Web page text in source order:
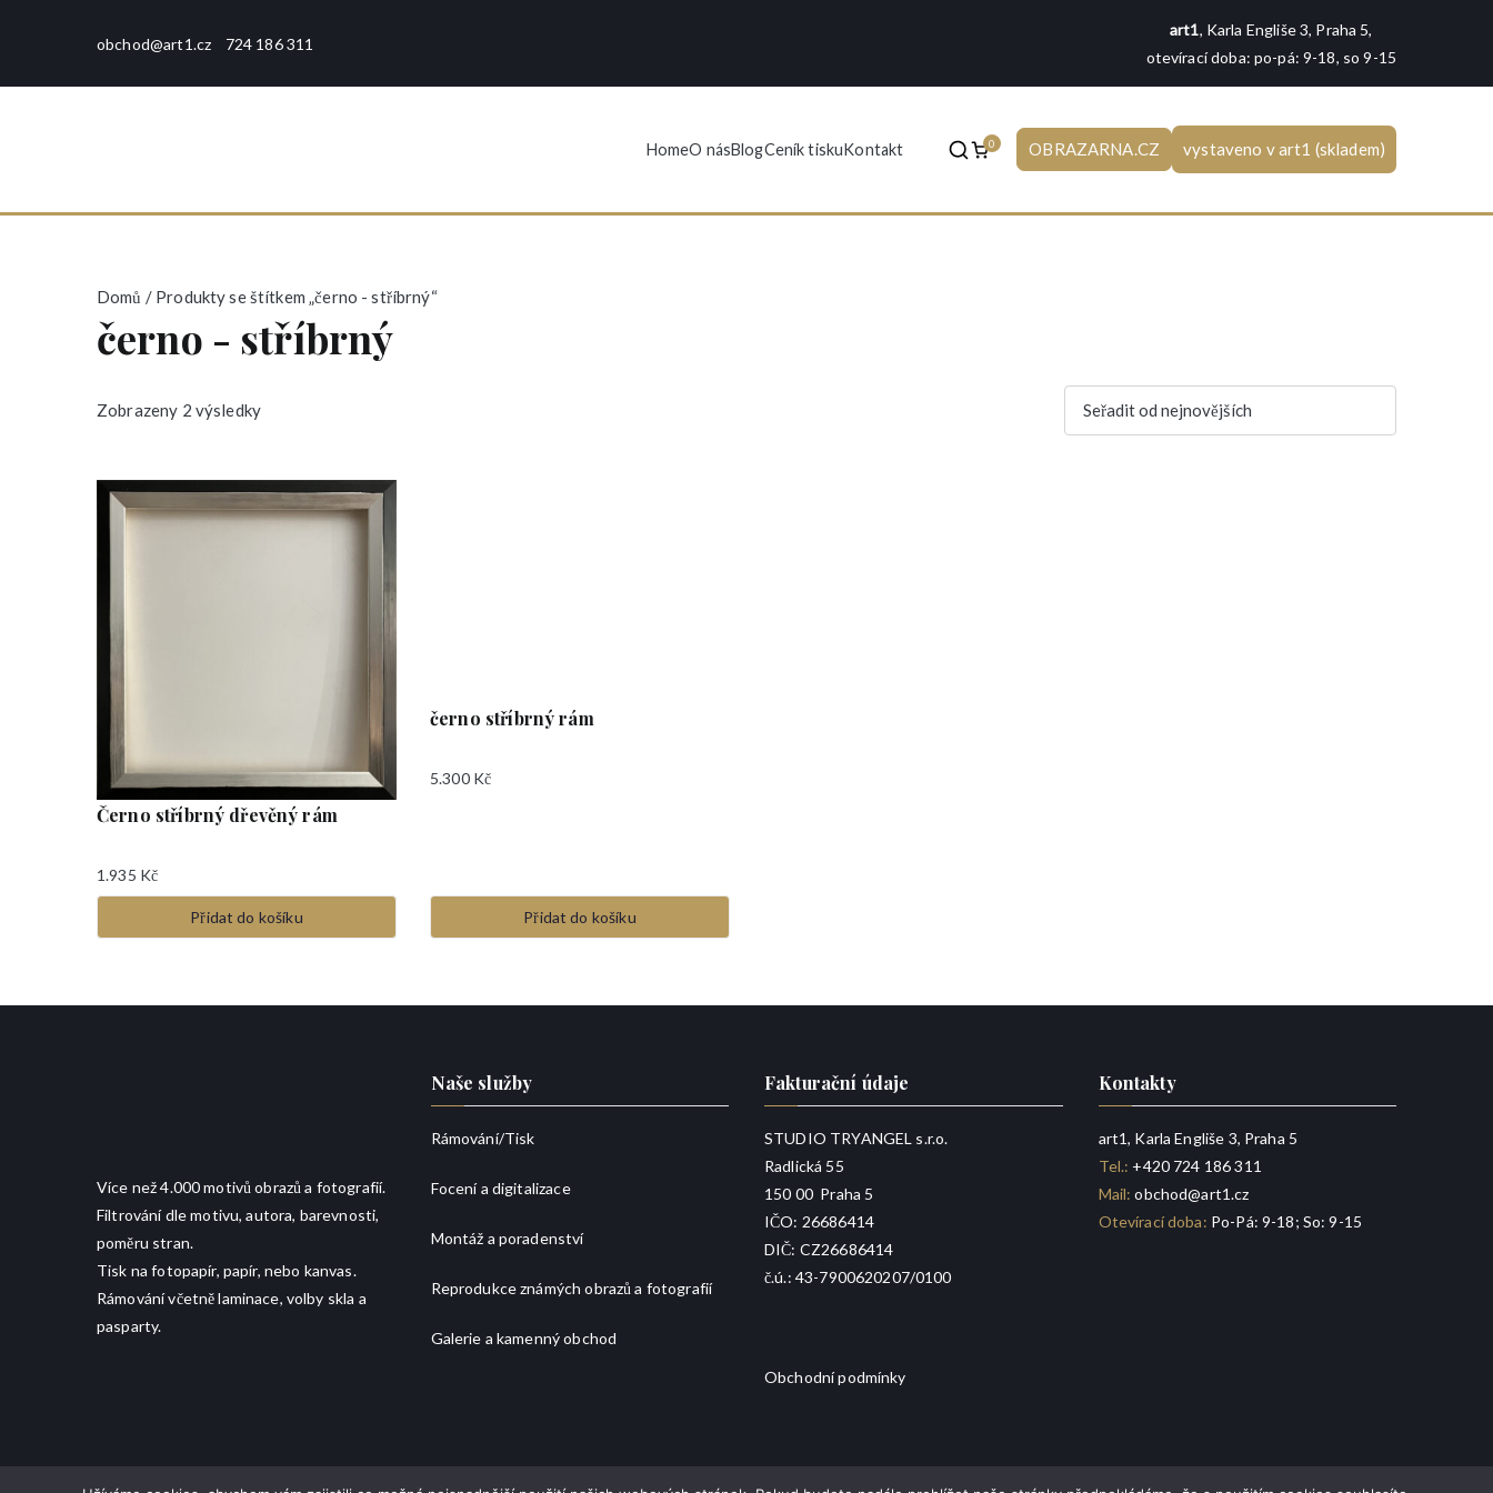
obchod@art1.cz 724 186 311
art1, Karla Engliše 3, Praha 5,
otevírací doba: po-pá: 9-18, so 9-15
HomeO násBlogCeník tiskuKontakt 0 OBRAZARNA.CZ vystaveno v art1 (skladem)
Domů / Produkty se štítkem „černo - stříbrný“
černo - stříbrný
Zobrazeny 2 výsledkyS
a
j
n
o
j
c
Černo stříbrný dřevěný rám
1.935 Kč
Přidat do košíku
černo stříbrný rám
5.300 Kč
Přidat do košíku
Více než 4.000 motivů obrazů a fotografií.
Filtrování dle motivu, autora, barevnosti,
poměru stran.
Tisk na fotopapír, papír, nebo kanvas.
Rámování včetně laminace, volby skla a
pasparty.
Naše služby
Rámování/Tisk
Focení a digitalizace
Montáž a poradenství
Reprodukce známých obrazů a fotografií
Galerie a kamenný obchod
Fakturační údaje
STUDIO TRYANGEL s.r.o.
Radlická 55
150 00 Praha 5
IČO: 26686414
DIČ: CZ26686414
č.ú.: 43-7900620207/0100
Obchodní podmínky
Kontakty
art1, Karla Engliše 3, Praha 5
Tel.: +420 724 186 311
Mail: obchod@art1.cz
Otevírací doba: Po-Pá: 9-18; So: 9-15